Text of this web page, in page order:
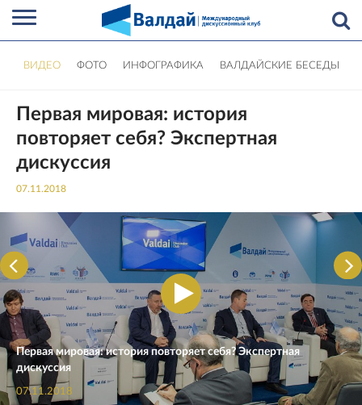
ВИДЕО ФОТО ИНФОГРАФИКА ВАЛДАЙСКИЕ БЕСЕДЫ
Первая мировая: история
повторяет себя? Экспертная
дискуссия
07.11.2018
Первая мировая: история повторяет себя? Экспертная
дискуссия
07.11.2018